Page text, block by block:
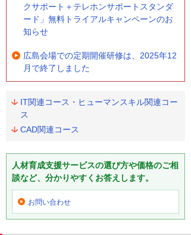
クサポート＋テレホンサポートスタンダ
ード」無料トライアルキャンペーンのお
知らせ
広島会場での定期開催研修は、2025年12
月で終了しました
IT関連コース・ヒューマンスキル関連コー
ス
CAD関連コース
人材育成支援サービスの選び方や価格のご相
談など、分かりやすくお答えします。
お問い合わせ